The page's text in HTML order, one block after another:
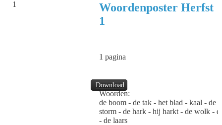
Download
Woordenposter Herfst
1
1 pagina
Woorden:
de boom - de tak - het blad - kaal - de
storm - de hark - hij harkt - de wolk -
- de laars